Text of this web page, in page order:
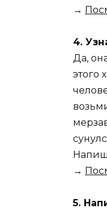
→
4.
Да,
этого
→
5.